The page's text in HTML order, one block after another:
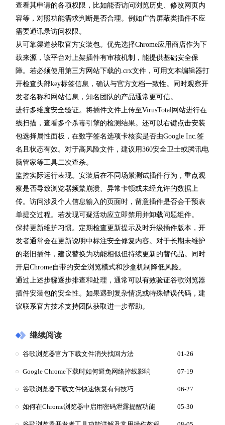
查看其申请的各项权限，比如能否访问浏览历史、修改网页内
容等，对照功能需求判断是否合理。例如广告屏蔽类插件不应
需要通讯录访问权限。
从可靠渠道获取官方安装包。优先选择Chrome应用商店作为下
载来源，该平台对上架插件有审核机制，能提供基础安全保
障。若必须使用第三方网站下载的.crx文件，可用文本编辑器打
开检查头部key标签信息，确认与官方文档一致性。同时观察开
发者名称和网站信息，知名团队的产品通常更可信。
进行多维度安全验证。将插件文件上传至VirusTotal网站进行在
线扫描，查看多个杀毒引擎的检测结果。还可以右键点击安装
包选择属性面板，在数字签名选项卡核实是否由Google Inc.签
名且状态有效。对于高风险文件，建议用360安全卫士或腾讯电
脑管家等工具二次查杀。
监控实际运行表现。安装后在不同场景测试插件行为，重点观
察是否导致浏览器频繁崩溃、异常卡顿或未经允许的数据上
传。访问涉及个人信息输入的页面时，留意插件是否会干预表
单提交过程。若发现可疑活动应立即禁用并卸载问题组件。
保持更新维护习惯。定期检查更新提示及时升级插件版本，开
发者通常会在更新说明中标注安全修复内容。对于长期未维护
的老旧插件，建议替换为功能相似但持续更新的替代品。同时
开启Chrome自带的安全浏览模式和沙盒机制降低风险。
通过上述步骤逐步排查和处理，通常可以有效验证谷歌浏览器
插件安装包的安全性。如果遇到复杂情况或特殊错误代码，建
议联系官方技术支持团队获取进一步帮助。
继续阅读
谷歌浏览器官方下载文件消失找回方法 01-26
Google Chrome下载时如何避免网络掉线影响 07-19
谷歌浏览器下载文件快速恢复有何技巧 06-27
如何在Chrome浏览器中启用密码泄露提醒功能 05-30